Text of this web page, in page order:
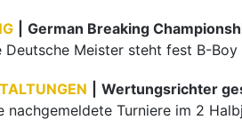
German Breaking
Wertungsrichter